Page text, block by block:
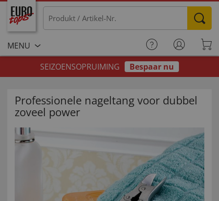
MENU
SEIZOENSOPRUIMING
Bespaar nu
Professionele nageltang voor dubbel
zoveel power